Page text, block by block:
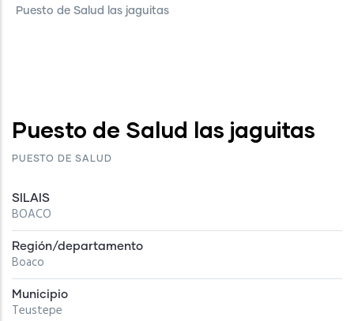
Puesto de Salud las jaguitas
Puesto de Salud las jaguitas
PUESTO DE SALUD
SILAIS
BOACO
Región/departamento
Boaco
Municipio
Teustepe